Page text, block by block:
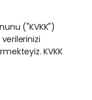
("KVKK")
verilerinizi
KVKK